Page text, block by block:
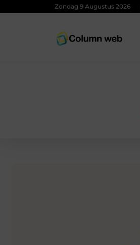
Zondag 9 Augustus 2026